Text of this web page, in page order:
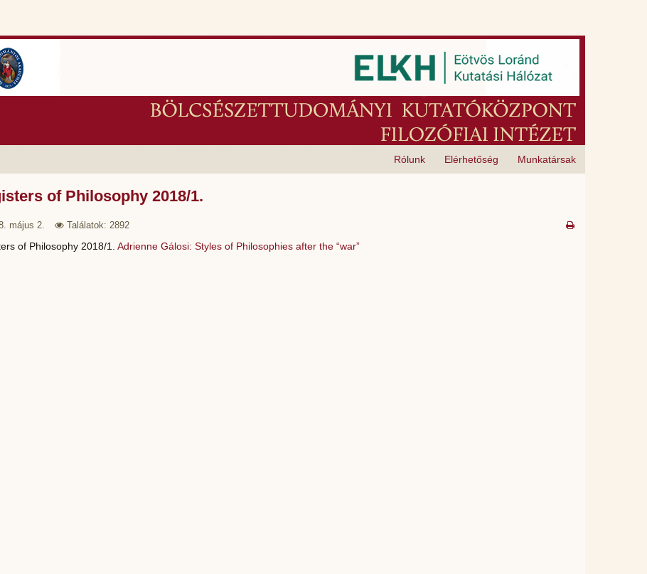
Munkatársak
Elérhetőség
Rólunk
of Philosophy 2018/1.
május 2. Találatok: 2892
of Philosophy 2018/1. Adrienne Gálosi: Styles of Philosophies after the “war”